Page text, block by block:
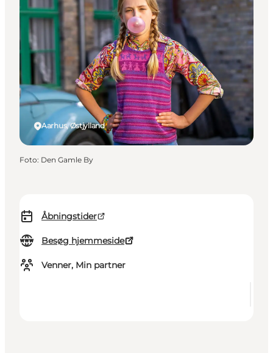
Åbningstider
Besøg hjemmeside
Venner, Min partner
Aarhus, Østjylland
Foto: Den Gamle By